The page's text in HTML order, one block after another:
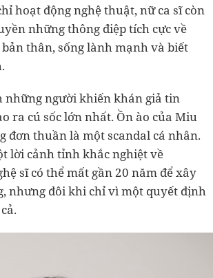
hoạt động nghệ thuật, nữ ca sĩ còn
những thông điệp tích cực về
thân, sống lành mạnh và biết
những người khiến khán giả tin
ra cú sốc lớn nhất. Ồn ào của Miu
đơn thuần là một scandal cá nhân.
lời cảnh tỉnh khắc nghiệt về
sĩ có thể mất gần 20 năm để xây
nhưng đôi khi chỉ vì một quyết định